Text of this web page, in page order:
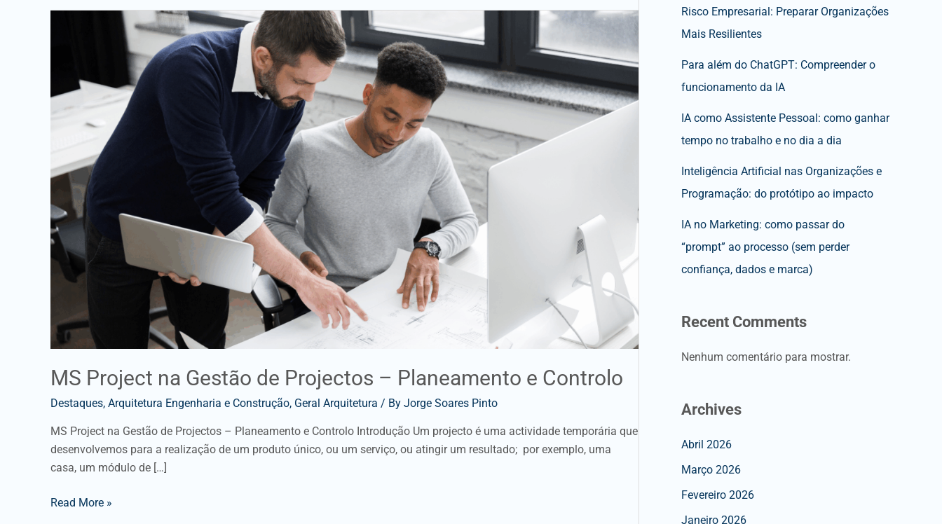
MS Project na Gestão de Projectos – Planeamento e Controlo
Destaques, Arquitetura Engenharia e Construção, Geral Arquitetura / By Jorge Soares Pinto
MS Project na Gestão de Projectos – Planeamento e Controlo Introdução Um projecto é uma actividade temporária que
desenvolvemos para a realização de um produto único, ou um serviço, ou atingir um resultado; por exemplo, uma
casa, um módulo de […]
de
Projectos
Planeamento
Controlo
Read More »
Risco Empresarial: Preparar Organizações
Mais Resilientes
Para além do ChatGPT: Compreender o
funcionamento da IA
IA como Assistente Pessoal: como ganhar
tempo no trabalho e no dia a dia
Inteligência Artificial nas Organizações e
Programação: do protótipo ao impacto
IA no Marketing: como passar do
“prompt” ao processo (sem perder
confiança, dados e marca)
Recent Comments
Nenhum comentário para mostrar.
Archives
Abril 2026
Março 2026
Fevereiro 2026
Janeiro 2026